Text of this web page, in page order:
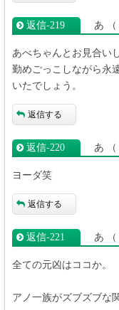
返信‐219 あ
あべちゃんとお見合い
勤めごっこしながら永
いたでしょう。
返信する
返信‐220 あ
ヨーダ笑
返信する
返信‐221 あ
全ての元凶はココか。
アノ一族がズブズブな